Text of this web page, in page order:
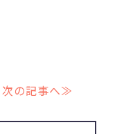
次の記事へ≫